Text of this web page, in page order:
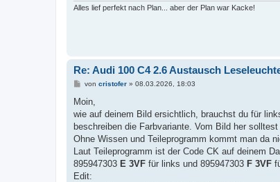
Alles lief perfekt nach Plan... aber der Plan war Kacke!
Re: Audi 100 C4 2.6 Austausch
B
i
r
a
von cristofer» 08.03.2026, 18:03
Moin,
wie auf deinem Bild ersichtlich, brauchst du für
beschreiben die Farbvariante. Vom Bild her
Ohne Wissen und Teileprogramm kommt man da
Laut Teileprogramm ist der Code CK auf deinem
895947303 E 3VF für links und 895947303 F 3VF
Edit: